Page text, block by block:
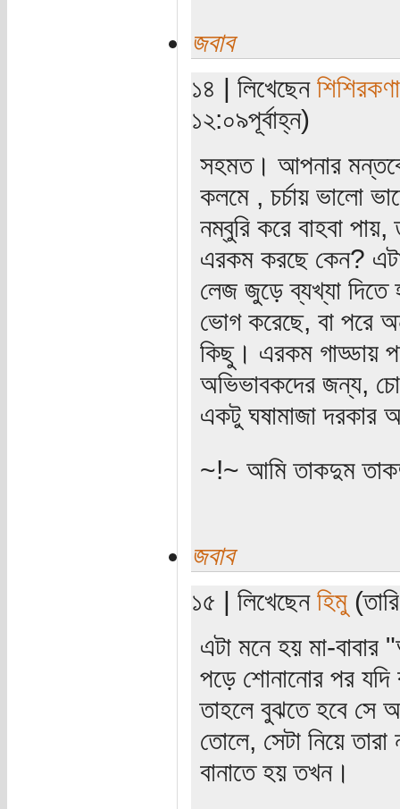
জবাব
১৪ | লিখেছেন শিশিরকণা
১২:০৯পূর্বাহ্ন)
সহমত। আপনার
কলমে , চর্চায় ভালো
নম্বুরি করে বাহবা
এরকম করছে কেন?
লেজ জুড়ে ব্যখ্যা
ভোগ করেছে, বা পরে
কিছু। এরকম গাড্ডায়
অভিভাবকদের জন্য,
একটু ঘষামাজা দরকার
~!~ আমি তাকদুম
জবাব
১৫ | লিখেছেন হিমু
এটা মনে হয় মা-
পড়ে শোনানোর পর যদি
তাহলে বুঝতে হবে সে
তোলে, সেটা নিয়ে
বানাতে হয় তখন।